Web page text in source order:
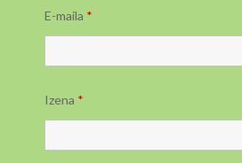
E-maila *
Izena *